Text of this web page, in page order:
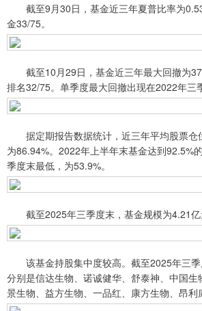
截至9月30日，基金近三年夏普比率为
金33/75。
截至10月29日，基金近三年最大回撤为
排名32/75。单季度最大回撤出现在2022年三
据定期报告数据统计，近三年平均股票仓
为86.94%。2022年上半年末基金达到92.5%
季度末最低，为53.9%。
截至2025年三季度末，基金规模为4.21亿
该基金持股集中度较高。截至2025年三季
分别是信达生物、诺诚健华、舒泰神、中国
景生物、益方生物、一品红、康方生物、昂利